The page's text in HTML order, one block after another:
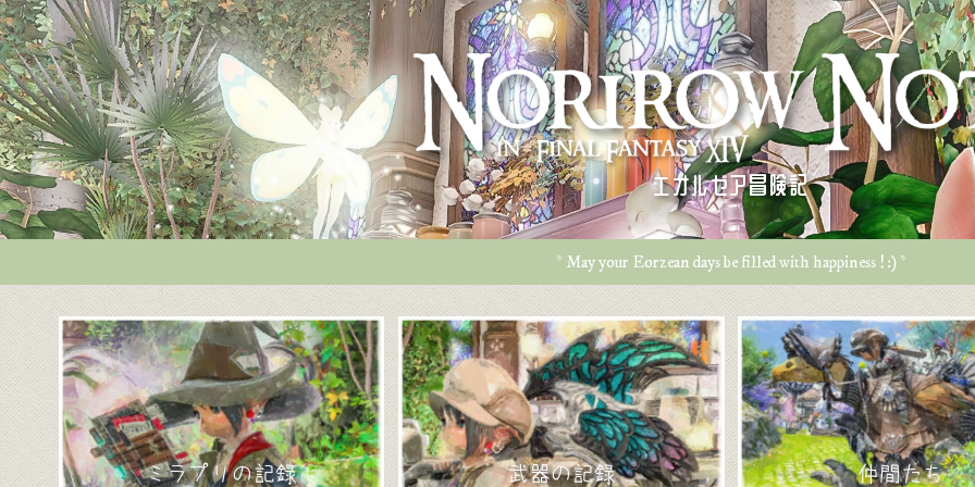
エオルゼア冒険記
* May your Eorzean days be filled with happiness ! :) *
ミラプリの記録 武器の記録 仲間たち